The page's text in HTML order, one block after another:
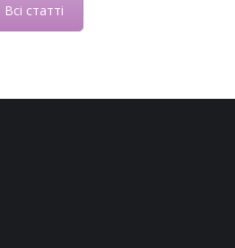
Всі статті